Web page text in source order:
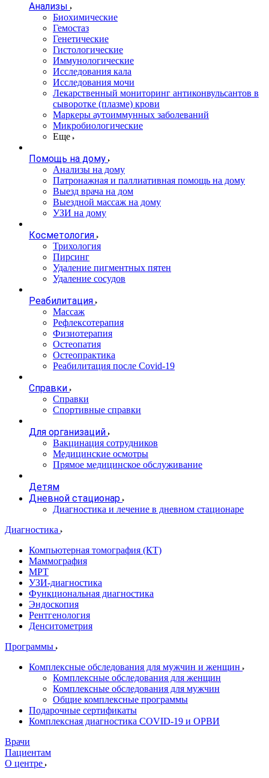
Анализы
Биохимические
Гемостаз
Генетические
Гистологические
Иммунологические
Исследования кала
Исследования мочи
Лекарственный мониторинг антиконвульсантов в
сыворотке (плазме) крови
Маркеры аутоиммунных заболеваний
Микробиологические
Еще
Помощь на дому
Анализы на дому
Патронажная и паллиативная помощь на дому
Выезд врача на дом
Выездной массаж на дому
УЗИ на дому
Косметология
Трихология
Пирсинг
Удаление пигментных пятен
Удаление сосудов
Реабилитация
Массаж
Рефлексотерапия
Физиотерапия
Остеопатия
Остеопрактика
Реабилитация после Covid-19
Справки
Справки
Спортивные справки
Для организаций
Вакцинация сотрудников
Медицинские осмотры
Прямое медицинское обслуживание
Детям
Дневной стационар
Диагностика и лечение в дневном стационаре
Диагностика
Компьютерная томография (КТ)
Маммография
МРТ
УЗИ-диагностика
Функциональная диагностика
Эндоскопия
Рентгенология
Денситометрия
Программы
Комплексные обследования для мужчин и женщин
Комплексные обследования для женщин
Комплексные обследования для мужчин
Общие комплексные программы
Подарочные сертификаты
Комплексная диагностика COVID-19 и ОРВИ
Врачи
Пациентам
О центре